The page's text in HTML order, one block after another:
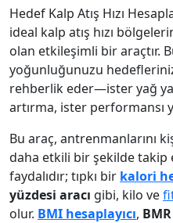
Hedef Kalp Atış Hızı
ideal kalp atış hızı
olan etkileşimli bir araçtır.
yoğunluğunuzu
rehberlik eder—ister yağ
artırma, ister performansı
Bu araç, antrenmanlarını
daha etkili bir şekilde takip
faydalıdır; tıpkı bir kalori
yüzdesi aracı gibi, kilo ve
olur. BMI hesaplayıcı,